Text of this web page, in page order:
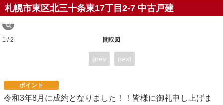
札幌市東区北三十条東17丁目2-7 中古戸建
間取図
1 / 2
prev next
ポイント
令和3年8月に成約となりました！！皆様に御礼申し上げま